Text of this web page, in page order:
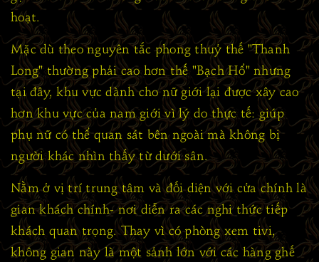
hoạt.
Mặc dù theo nguyên tắc phong thuỷ thế "Thanh
Long" thường phải cao hơn thế "Bạch Hổ" nhưng
tại đây, khu vực dành cho nữ giới lại được xây cao
hơn khu vực của nam giới vì lý do thực tế: giúp
phụ nữ có thể quan sát bên ngoài mà không bị
người khác nhìn thấy từ dưới sân.
Nằm ở vị trí trung tâm và đối diện với cửa chính là
gian khách chính- nơi diễn ra các nghi thức tiếp
khách quan trọng. Thay vì có phòng xem tivi,
không gian này là một sảnh lớn với các hàng ghế